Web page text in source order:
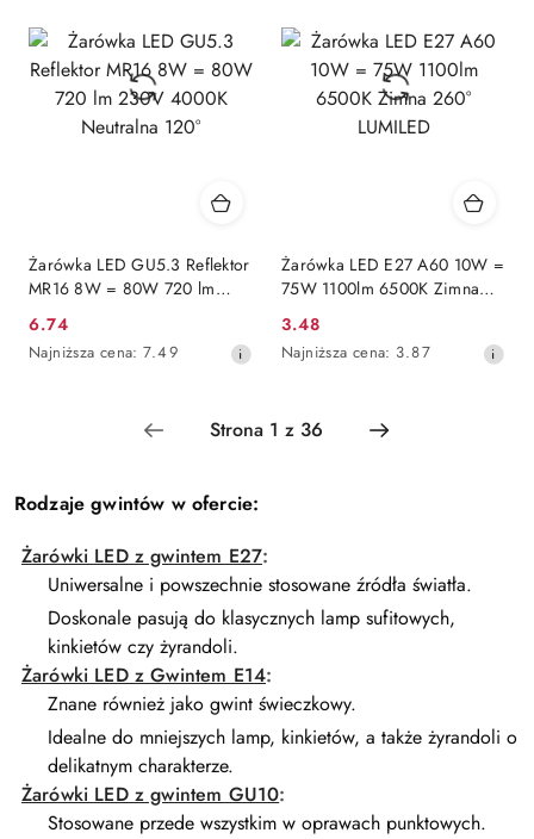
przed
obniżką
przed
obniżką
Żarówka LED GU5.3 Reflektor
MR16 8W = 80W 720 lm
Cena
promocyjna:
6.74
Najniższa
Najniższa cena: 7.49
Żarówka LED E27 A60 10W =
75W 1100lm 6500K Zimna
Cena
promocyjna:
3.48
Najniższa
dni
Najniższa cena: 3.87
Rodzaje gwintów w ofercie:
Żarówki LED z gwintem E27:
Uniwersalne i powszechnie stosowane źródła światła.
Doskonale pasują do klasycznych lamp sufitowych,
kinkietów czy żyrandoli.
Żarówki LED z Gwintem E14:
Znane również jako gwint świeczkowy.
Idealne do mniejszych lamp, kinkietów, a także żyrandoli o
delikatnym charakterze.
Żarówki LED z gwintem GU10:
Stosowane przede wszystkim w oprawach punktowych.